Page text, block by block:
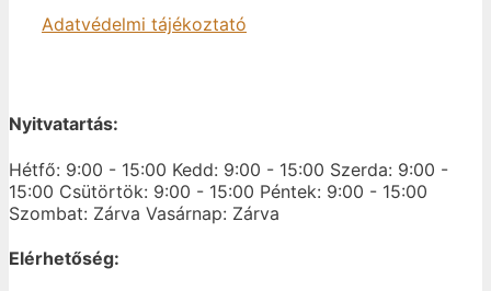
Adatvédelmi tájékoztató
Nyitvatartás:
Hétfő: 9:00 - 15:00 Kedd: 9:00 - 15:00 Szerda: 9:00 -
15:00 Csütörtök: 9:00 - 15:00 Péntek: 9:00 - 15:00
Szombat: Zárva Vasárnap: Zárva
Elérhetőség: